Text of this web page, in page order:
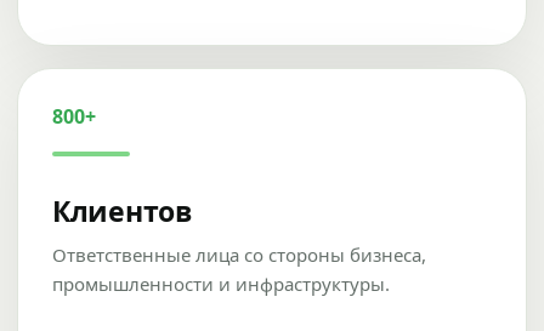
800+
Клиентов
Ответственные лица со стороны бизнеса,
промышленности и инфраструктуры.